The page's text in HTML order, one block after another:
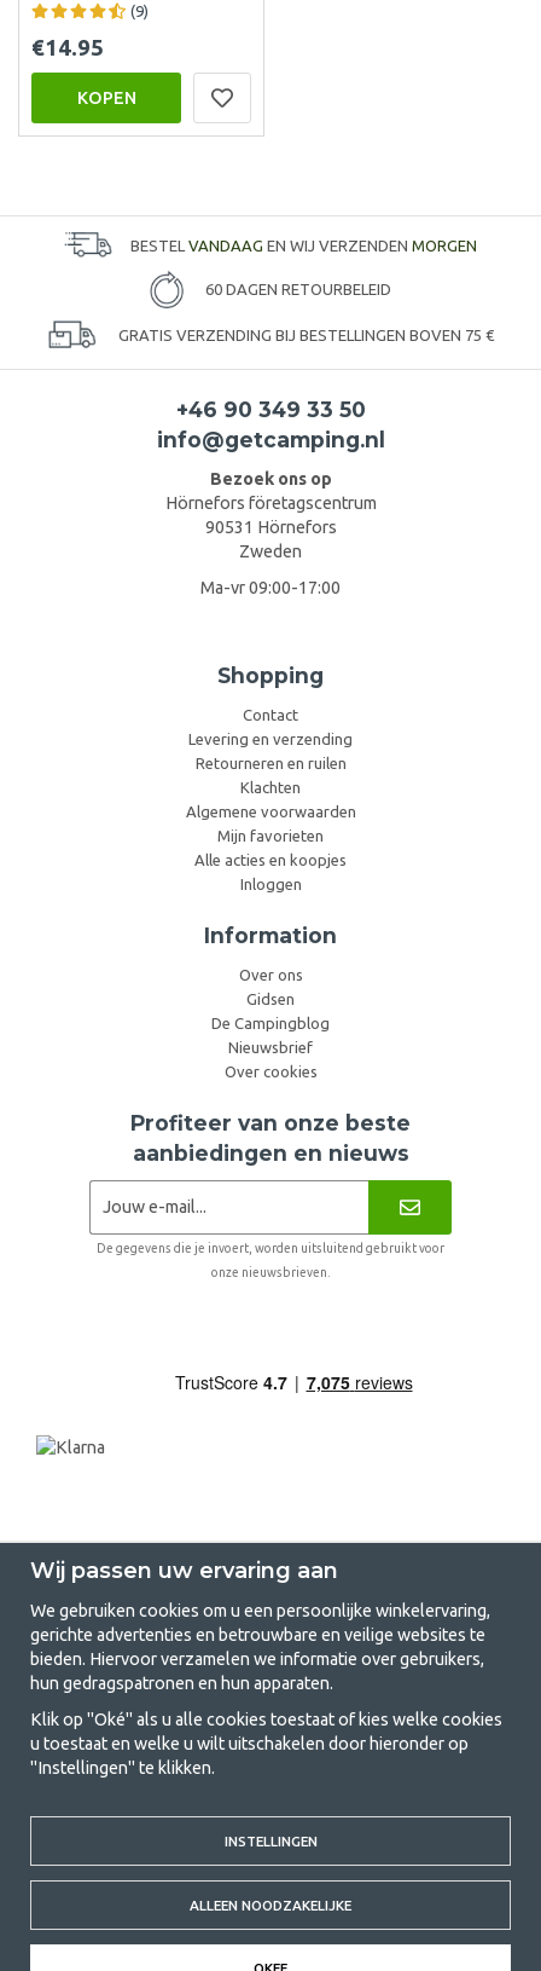
(9)
€14.95
KOPEN
BESTEL VANDAAG EN WIJ VERZENDEN MORGEN
60 DAGEN RETOURBELEID
GRATIS VERZENDING BIJ BESTELLINGEN BOVEN 75 €
+46 90 349 33 50
info@getcamping.nl
Bezoek ons op
Hörnefors företagscentrum
90531 Hörnefors
Zweden
Ma-vr 09:00-17:00
Shopping
Contact
Levering en verzending
Retourneren en ruilen
Klachten
Algemene voorwaarden
Mijn favorieten
Alle acties en koopjes
Inloggen
Information
Over ons
Gidsen
De Campingblog
Nieuwsbrief
Over cookies
Profiteer van onze beste
aanbiedingen en nieuws
De gegevens die je invoert, worden uitsluitend gebruikt voor
onze nieuwsbrieven.
GetCamping.nl - Jouw winkel voor
kamperen en buitenleven
Kamperen kan een levensstijl zijn of een manier om het gezin samen te
brengen voor een gezamenlijk avontuur. Welke categorie je ook kiest,
bij ons vind je alles wat je nodig hebt aan kampeeraccessoires. Wij
bieden wij zeer scherpe prijzen voor familietenten, caravanluifels en alle
andere uitrusting voor kamperen en buitenleven. Ons doel is om in elke
prijsklasse de beste kampeeruitrusting te leveren wat betreft kwaliteit
en functionaliteit. Neem gerust contact met ons op als je iets mist of
meer wilt weten.
© 2020 GetCamping. All rights reserved.
Wij passen uw ervaring aan
We gebruiken cookies om u een persoonlijke winkelervaring,
gerichte advertenties en betrouwbare en veilige websites te
bieden. Hiervoor verzamelen we informatie over gebruikers,
hun gedragspatronen en hun apparaten.
Klik op "Oké" als u alle cookies toestaat of kies welke cookies
u toestaat en welke u wilt uitschakelen door hieronder op
"Instellingen" te klikken.
INSTELLINGEN
ALLEEN NOODZAKELIJKE